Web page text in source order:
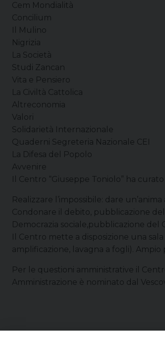
Cem Mondialità
Concilium
Il Mulino
Nigrizia
La Società
Studi Zancan
Vita e Pensiero
La Civiltà Cattolica
Altreconomia
Valori
Solidarietà Internazionale
Quaderni Segreteria Nazionale CEI
La Difesa del Popolo
Avvenire
Il Centro “Giuseppe Toniolo” ha
Realizzare l’impossibile: dare
Condonare il debito, pubblicazione
Democrazia sociale,pubblicazione del
Il Centro mette a disposizione una
amplificazione, lavagna a fogli). Ampio
Per le questioni amministrative il
Amministrazione è nominato dal